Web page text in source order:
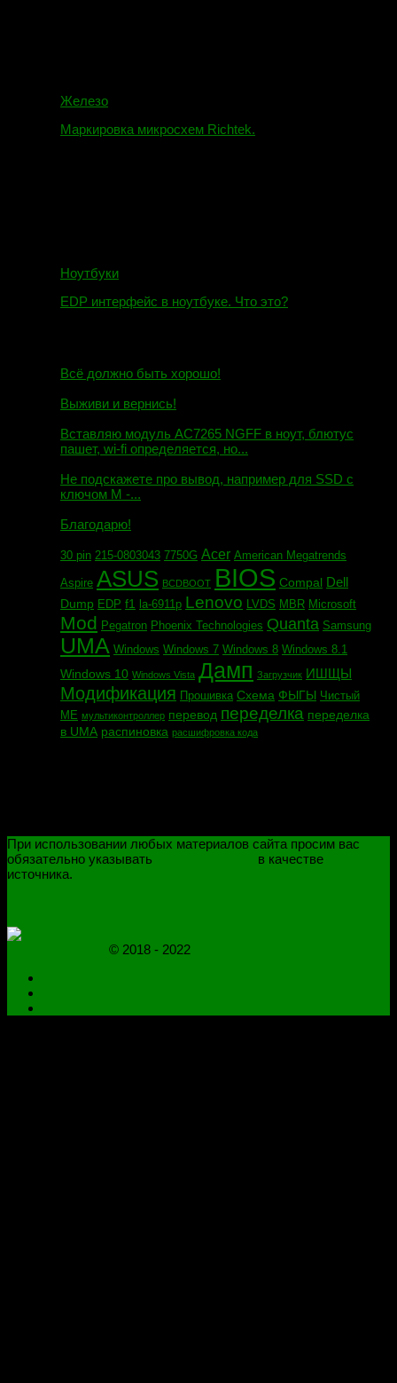
Железо
Маркировка микросхем Richtek.
Ноутбуки
EDP интерфейс в ноутбуке. Что это?
Всё должно быть хорошо!
Выживи и вернись!
Вставляю модуль AC7265 NGFF в ноут, блютус
пашет, wi-fi определяется, но...
Не подскажете про вывод, например для SSD c
ключом М -...
Благодарю!
30 pin 215-0803043 7750G Acer American Megatrends
Aspire ASUS BCDBOOT BIOS Compal Dell
Dump EDP f1 la-6911p Lenovo LVDS MBR Microsoft
Mod Pegatron Phoenix Technologies Quanta Samsung
UMA Windows Windows 7 Windows 8 Windows 8.1
Windows 10 Windows Vista Дамп Загрузчик ИШЩЫ
Модификация Прошивка Схема ФЫГЫ Чистый
МЕ мультиконтроллер перевод переделка переделка
в UMA распиновка расшифровка кода
При использовании любых материалов сайта просим вас
обязательно указывать
в качестве
источника.
© 2018 - 2022